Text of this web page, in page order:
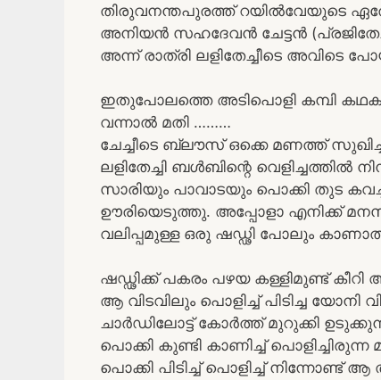
തിരുവനന്തപുരത്ത് റയിൽവേയുടെ ഏതോ
അനിയൻ സഹദേവൻ ചേട്ടൻ
അന്ന് രാത്രി ലളിതേച്ചീടെ അവിടെ
ഇതുപോലത്തെ അടിപൊളി കമ്പി
വന്നാൽ മതി ………
ചേച്ചീടെ ബ്ലൗസ് ഒക്കെ മണത്ത്
ലളിതേച്ചി ബൾബിന്റെ വെളിച്ചത്തിൽ
സാരിയും പാവാടയും പൊക്കി തുട
ഊരിയെടുത്തു. അപ്പോളാ എനിക്ക്
വലിപ്പമുള്ള ഒരു ഷഡ്ഢി പോലും
ഷഡ്ഢിക്ക് പകരം പഴയ കള്ളിമുണ്ട് കീറി
ആ വിടവിലും പൊളിച്ച് പിടിച്ച
ചാർഡിലോട്ട് കോർത്ത് മുറുക്കി
പൊക്കി കുണ്ടി കാണിച്ച് പൊളിച്ചിരുന്ന
പൊക്കി പിടിച്ച് പൊളിച്ച് നിന്നോണ്ട്